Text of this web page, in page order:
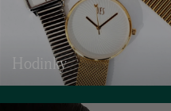
Hodinky